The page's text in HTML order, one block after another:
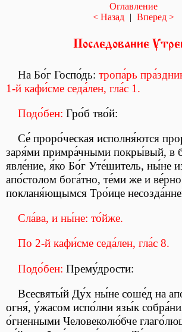
Оглавление
< Назад
| Вперед >
Последование
На Бо́г Госпо́дь: тропа́рь
1-й кафи́сме седа́лен, гла́с 1.
Подо́бен: Гро́б тво́й:
Се́ проро́ческая исполня́ются
заря́ми примра́чными покры́вый, в
явле́ние, я́ко Бо́г Уте́шитель, ны́не
апо́столом бога́тно, те́ми же и ве́рно
покланя́ющымся Тро́ице
Сла́ва, и ны́не: то́йже.
По 2-й кафи́сме седа́лен, гла́с 8.
Подо́бен: Прему́дрости:
Всесвяты́й Ду́х ны́не соше́д на
огня́, у́жасом испо́лни язы́к
о́гненными Человеколю́бче